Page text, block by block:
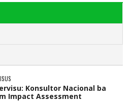
Konsultor Nacional ba
Impact Assessment